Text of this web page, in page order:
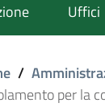
Uffici
/
per la